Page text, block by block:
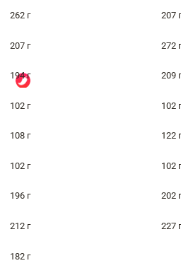
262 г 207 г
207 г 272 г
194 г 209 г
102 г 102 г
108 г 122 г
102 г 102 г
196 г 202 г
212 г 227 г
182 г